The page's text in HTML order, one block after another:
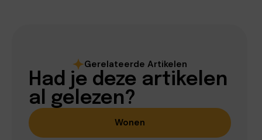
Gerelateerde Artikelen
Had je deze artikelen
al gelezen?
Wonen